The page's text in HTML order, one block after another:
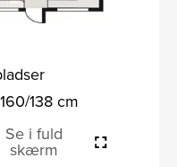
138 cm
Se i fuld
skærm